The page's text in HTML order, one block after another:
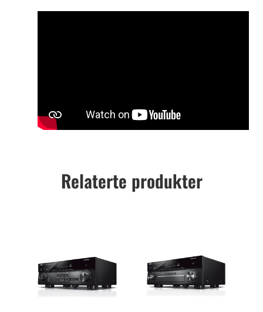
Relaterte produkter